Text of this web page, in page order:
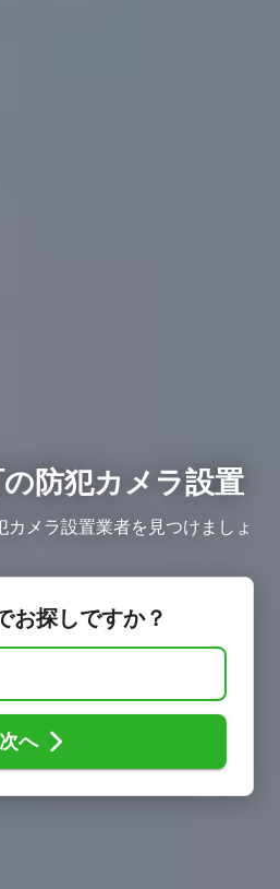
防犯カメラ設置
メラ設置業者を見つけましょ
お探しですか？
次へ